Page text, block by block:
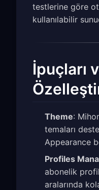
testlerine göre
kullanılabilir
İpuçları
Theme:
temaları
Appearance
Profiles
abonelik
aralarında